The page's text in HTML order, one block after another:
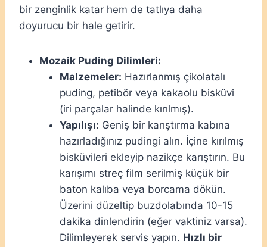
bir zenginlik katar hem de tatlıya daha
doyurucu bir hale getirir.
Mozaik Puding Dilimleri:
Malzemeler: Hazırlanmış çikolatalı
puding, petibör veya kakaolu bisküvi
(iri parçalar halinde kırılmış).
Yapılışı: Geniş bir karıştırma kabına
hazırladığınız pudingi alın. İçine kırılmış
bisküvileri ekleyip nazikçe karıştırın. Bu
karışımı streç film serilmiş küçük bir
baton kalıba veya borcama dökün.
Üzerini düzeltip buzdolabında 10-15
dakika dinlendirin (eğer vaktiniz varsa).
Dilimleyerek servis yapın. Hızlı bir